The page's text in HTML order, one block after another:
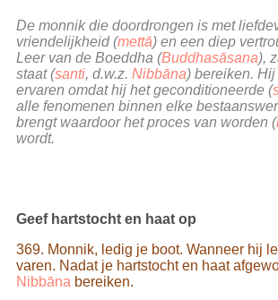
De monnik die doordrongen is met
vriendelijkheid (mettā) en een diep
Leer van de Boeddha (Buddhasāsana),
staat (santi, d.w.z. Nibbāna) bereiken.
ervaren omdat hij het geconditioneerde (
alle fenomenen binnen elke
brengt waardoor het proces van worden (
wordt.
Geef hartstocht en haat op
369. Monnik, ledig je boot. Wanneer hij
varen. Nadat je hartstocht en haat
Nibbāna bereiken.